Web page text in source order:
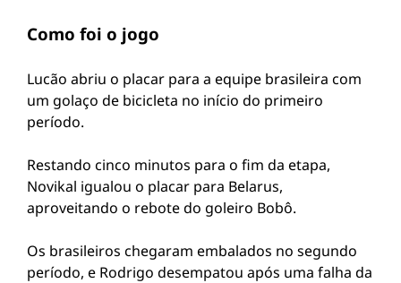
Como foi o jogo
Lucão abriu o placar para a equipe brasileira com
um golaço de bicicleta no início do primeiro
período.
Restando cinco minutos para o fim da etapa,
Novikal igualou o placar para Belarus,
aproveitando o rebote do goleiro Bobô.
Os brasileiros chegaram embalados no segundo
período, e Rodrigo desempatou após uma falha da